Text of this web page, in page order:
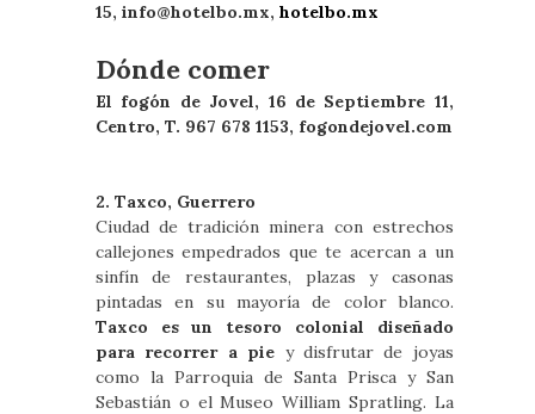
15, info@hotelbo.mx, hotelbo.mx
Dónde comer
El fogón de Jovel, 16 de Septiembre 11,
Centro, T. 967 678 1153, fogondejovel.com
2. Taxco, Guerrero
Ciudad de tradición minera con estrechos
callejones empedrados que te acercan a un
sinfín de restaurantes, plazas y casonas
pintadas en su mayoría de color blanco.
Taxco es un tesoro colonial diseñado
para recorrer a pie y disfrutar de joyas
como la Parroquia de Santa Prisca y San
Sebastián o el Museo William Spratling. La